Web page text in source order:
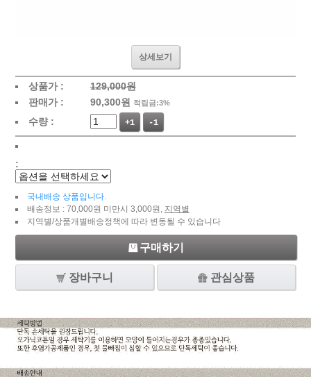
상세보기
상품가 :
129,000원
판매가 :
90,300원 적립금:3%
수량 : +1 -1
:
국내배송 상품입니다.
배송정보 : 70,000원 미만시 3,000원, 지역별
지역별/상품개별배송정책에 따라 변동될 수 있습니다
구매하기
장바구니 관심상품